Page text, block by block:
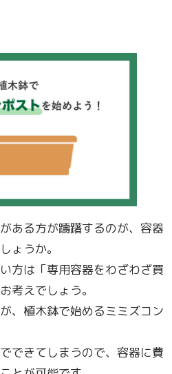
ある方が躊躇するのが、容器
ょうか。
方は「専用容器をわざわざ買
考えでしょう。
、植木鉢で始めるミミズコン
できてしまうので、容器に費